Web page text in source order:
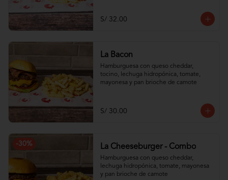
S/ 32.00
La Bacon
Hamburguesa con queso cheddar,
tocino, lechuga hidropónica, tomate,
mayonesa y pan brioche de camote
S/ 30.00
-30% La Cheeseburger - Combo
Hamburguesa con queso cheddar,
lechuga hidropónica, tomate, mayonesa
y pan brioche de camote